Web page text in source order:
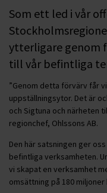
Som ett led i vår
ytterligare genom
till vår befintliga
”Genom detta förvärv får
uppställningsytor. Det är
och Sigtuna och närheten
regionchef, Ohlssons AB.
Den här satsningen ger
befintliga verksamheten.
vi skapat en verksamhet
omsättning på 180